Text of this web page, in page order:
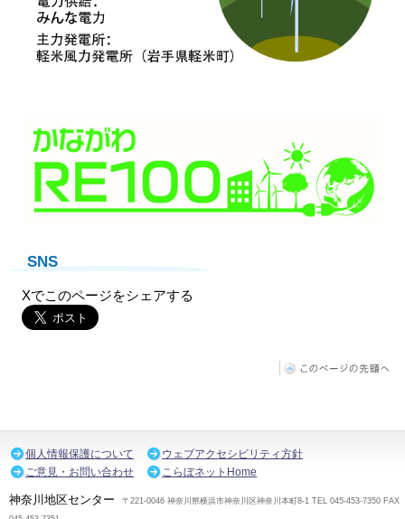
SNS
Xでこのページをシェアする
個人情報保護について
ウェブアクセシビリティ方針
ご意見・お問い合わせ
こらぼネットHome
神奈川地区センター
〒221-0046 神奈川県横浜市神奈川区神奈川本町8-1 TEL 045-453-7350 FAX